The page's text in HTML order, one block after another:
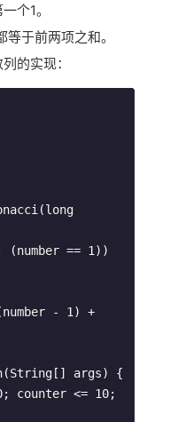
个1。
于前两项之和。
的实现：